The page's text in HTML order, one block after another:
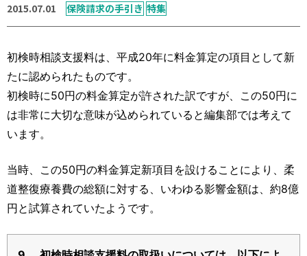
運営元 お問い合わせ
2015.07.01 保険請求の手引き 特集
初検時相談支援料は、平成20年に料金算定の項目として新
たに認められたものです。
初検時に50円の料金算定が許された訳ですが、この50円に
は非常に大切な意味が込められていると編集部では考えて
います。
当時、この50円の料金算定新項目を設けることにより、柔
道整復療養費の総額に対する、いわゆる影響金額は、約8億
円と試算されていたようです。